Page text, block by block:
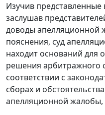
Изучив представленные
заслушав
доводы апелляционной
пояснения, суд
находит оснований для
решения арбитражного
соответствии с
сборах и
апелляционной жалобы,